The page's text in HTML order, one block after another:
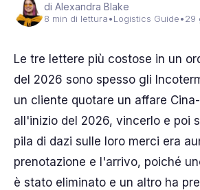
di Alexandra Blake
8 min di lettura•Logistics Guide•29
Le tre lettere più costose in un
del 2026 sono spesso gli
un cliente quotare un affare Cina-
all'inizio del 2026, vincerlo e poi
pila di dazi sulle loro merci era
prenotazione e l'arrivo, poiché
è stato eliminato e un altro ha